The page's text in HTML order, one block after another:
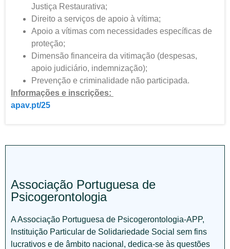
Justiça Restaurativa;
Direito a serviços de apoio à vítima;
Apoio a vítimas com necessidades específicas de
proteção;
Dimensão financeira da vitimação (despesas,
apoio judiciário, indemnização);
Prevenção e criminalidade não participada.
Informações e inscrições:
apav.pt/25
Associação Portuguesa de
Psicogerontologia
A Associação Portuguesa de Psicogerontologia-APP,
Instituição Particular de Solidariedade Social sem fins
lucrativos e de âmbito nacional, dedica-se às questões